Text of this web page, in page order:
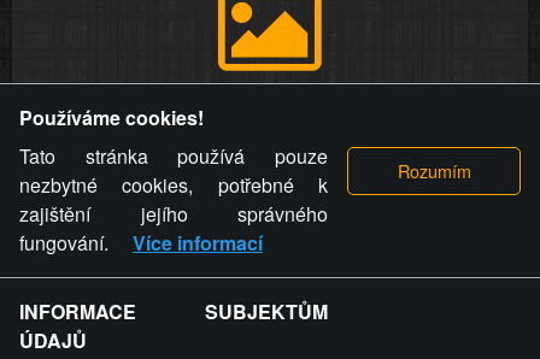
videa a komentáře. Osoba, které se toto opatření provozovatele
stránky týče, ani osoba, která umístila fotografii nebo video na
stránku, nemůže z důvodu odstranění fotografie, videa nebo
komentáře pro výše uvedenou okolnost uplatnit vůči
provozovateli stránky žádný nárok na náhradu škody nebo
nemajetkové újmy.
ZVRÁCENÝ.CZ - Svět není zvrácenej. To jen
Používáme cookies!
Tato stránka používá pouze
nezbytné cookies, potřebné k
zajištění jejího správného
fungování.
Více informací
INFORMACE SUBJEKTŮM
ÚDAJŮ